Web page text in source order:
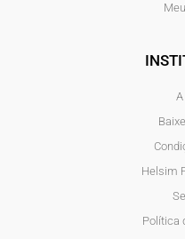
Helsim
Política